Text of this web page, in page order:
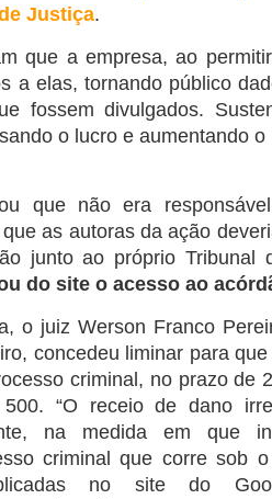
Justiça.
que a empresa, ao
a elas, tornando público
fossem divulgados.
o lucro e aumentando
que não era
as autoras da ação
junto ao próprio Tribunal
do site o acesso ao
o juiz Werson Franco
concedeu liminar para
criminal, no prazo de
“O receio de dano
na medida em que
criminal que corre sob
no site do